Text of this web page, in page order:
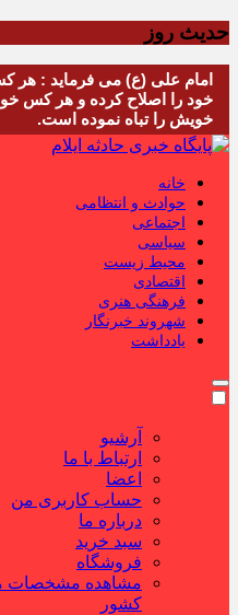
حدیث روز
خویش را تباه نموده است.
خانه
حوادث و انتظامی
اجتماعی
سیاسی
محیط زیست
اقتصادی
فرهنگی هنری
شهروند خبرنگار
یادداشت
آرشیو
ارتباط با ما
اعضا
حساب کاربری من
درباره ما
سبد خرید
فروشگاه
مشاهده مشخصات
کشور